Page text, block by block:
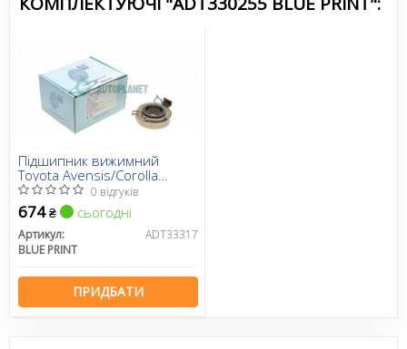
Підшипник вижимний
Toyota Avensis/Corolla
1.4/1.6/1.8 -090 відгуків
674₴ сьогодні
Артикул:
ADT33317
BLUE PRINT
ПРИДБАТИ